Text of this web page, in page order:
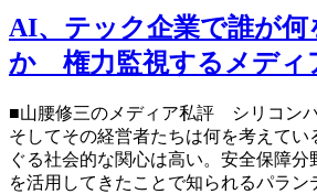
AI、テック企業で誰が何
か 権力監視するメディ
■山腰修三のメディア私評 シリコンバ
そしてその経営者たちは何を考えてい
ぐる社会的な関心は高い。安全保障分
を活用してきたことで知られるパラン